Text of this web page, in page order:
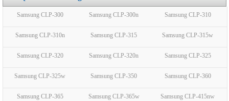
Samsung CLP-300 Samsung CLP-300n Samsung CLP-310
Samsung CLP-310n Samsung CLP-315 Samsung CLP-315w
Samsung CLP-320 Samsung CLP-320n Samsung CLP-325
Samsung CLP-325w Samsung CLP-350 Samsung CLP-360
Samsung CLP-365 Samsung CLP-365w Samsung CLP-415nw